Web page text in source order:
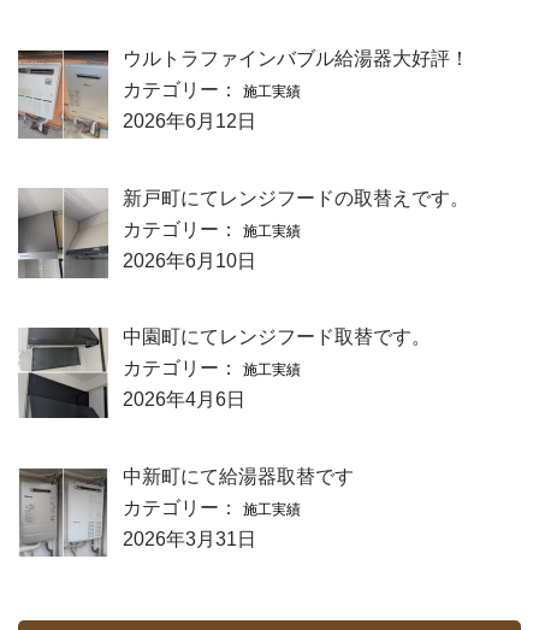
ウルトラファインバブル給湯器大好評！
カテゴリー：
施工実績
2026年6月12日
新戸町にてレンジフードの取替えです。
カテゴリー：
施工実績
2026年6月10日
中園町にてレンジフード取替です。
カテゴリー：
施工実績
2026年4月6日
中新町にて給湯器取替です
カテゴリー：
施工実績
2026年3月31日